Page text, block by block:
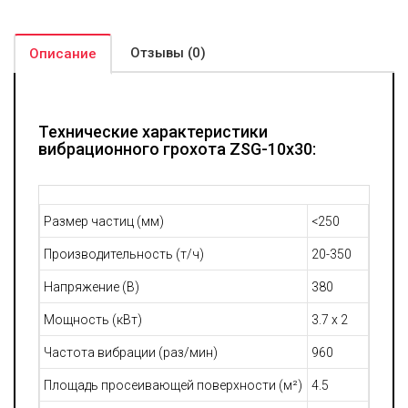
Описание Отзывы (0)
Технические характеристики
вибрационного грохота ZSG-10х30:
Размер частиц (мм) <250
Производительность (т/ч) 20-350
Напряжение (В) 380
Мощность (кВт) 3.7 x 2
Частота вибрации (раз/мин) 960
Площадь просеивающей поверхности (м²) 4.5